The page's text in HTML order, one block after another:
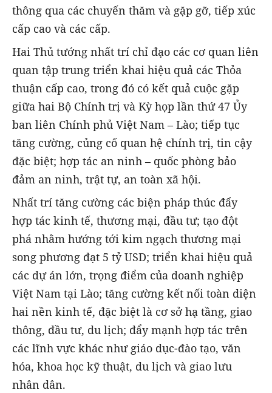
thông qua các chuyến thăm và gặp gỡ, tiếp xúc
cấp cao và các cấp.
Hai Thủ tướng nhất trí chỉ đạo các cơ quan liên
quan tập trung triển khai hiệu quả các Thỏa
thuận cấp cao, trong đó có kết quả cuộc gặp
giữa hai Bộ Chính trị và Kỳ họp lần thứ 47 Ủy
ban liên Chính phủ Việt Nam – Lào; tiếp tục
tăng cường, củng cố quan hệ chính trị, tin cậy
đặc biệt; hợp tác an ninh – quốc phòng bảo
đảm an ninh, trật tự, an toàn xã hội.
Nhất trí tăng cường các biện pháp thúc đẩy
hợp tác kinh tế, thương mại, đầu tư; tạo đột
phá nhằm hướng tới kim ngạch thương mại
song phương đạt 5 tỷ USD; triển khai hiệu quả
các dự án lớn, trọng điểm của doanh nghiệp
Việt Nam tại Lào; tăng cường kết nối toàn diện
hai nền kinh tế, đặc biệt là cơ sở hạ tầng, giao
thông, đầu tư, du lịch; đẩy mạnh hợp tác trên
các lĩnh vực khác như giáo dục-đào tạo, văn
hóa, khoa học kỹ thuật, du lịch và giao lưu
nhân dân.